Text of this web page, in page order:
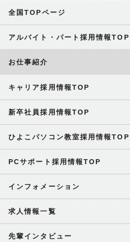
全国TOPページ
アルバイト・パート採用情報TOP
お仕事紹介
キャリア採用情報TOP
新卒社員採用情報TOP
ひよこパソコン教室採用情報TOP
PCサポート採用情報TOP
インフォメーション
求人情報一覧
先輩インタビュー